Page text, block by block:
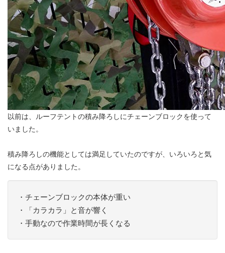
以前は、ルーフテントの積み降ろしにチェーンブロックを使って
いました。
積み降ろしの機能としては満足していたのですが、いろいろと気
になる点がありました。
・チェーンブロックの本体が重い
・「カラカラ」と音が響く
・手動なので作業時間が長くなる